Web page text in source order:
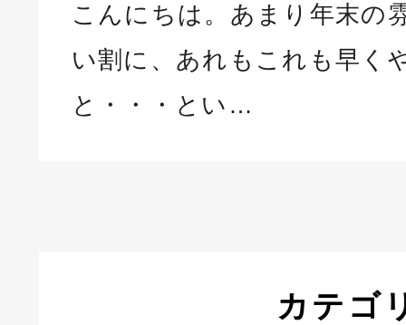
こんにちは。あまり年末の
い割に、あれもこれも早く
と・・・とい…
カテゴ